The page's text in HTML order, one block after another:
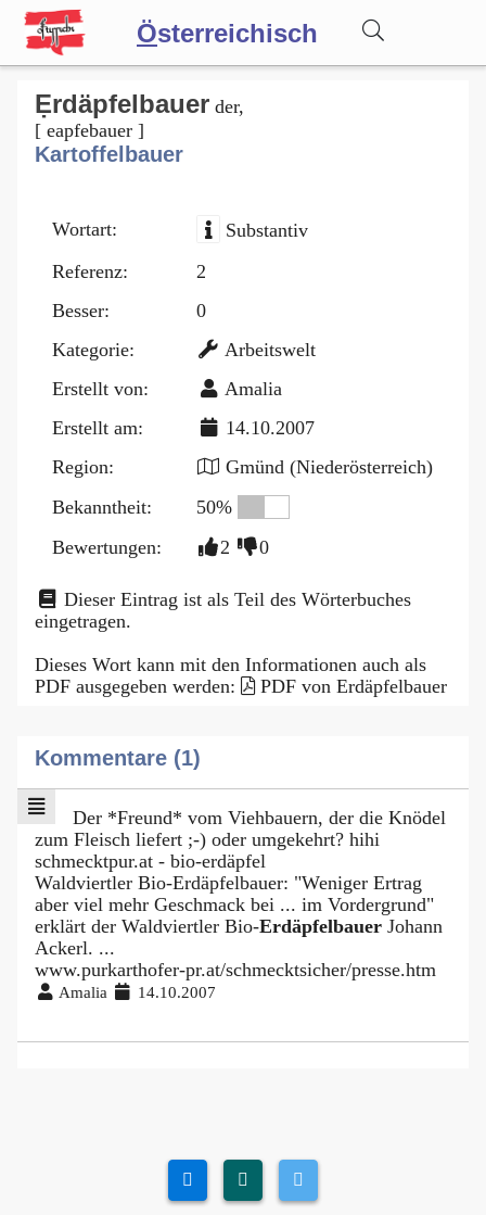
Österreichisch
Wörterbuch
Forum
Blog
Ẹrdäpfelbauer der,
[ eapfebauer ]
Kartoffelbauer
Wortart:
Substantiv
Referenz:
2
Besser:
0
Kategorie:
Arbeitswelt
Erstellt von:
Amalia
Erstellt am:
14.10.2007
Region:
Gmünd (Niederösterreich)
Bekanntheit:
50%
Bewertungen:
2 0
Dieser Eintrag ist als Teil des Wörterbuches
eingetragen.
Dieses Wort kann mit den Informationen auch als
PDF ausgegeben werden:
PDF von Erdäpfelbauer
Kommentare (1)
Der *Freund* vom Viehbauern, der die Knödel
zum Fleisch liefert ;-) oder umgekehrt? hihi
schmecktpur.at - bio-erdäpfel
Waldviertler Bio-Erdäpfelbauer: "Weniger Ertrag
aber viel mehr Geschmack bei ... im Vordergrund"
erklärt der Waldviertler Bio-Erdäpfelbauer Johann
Ackerl. ...
www.purkarthofer-pr.at/schmecktsicher/presse.htm
Amalia 14.10.2007